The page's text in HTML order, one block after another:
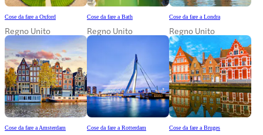
Cose da fare a Oxford
Regno Unito
Cose da fare a Bath
Regno Unito
Cose da fare a Londra
Regno Unito
Cose da fare a Amsterdam Cose da fare a Rotterdam Cose da fare a Bruges